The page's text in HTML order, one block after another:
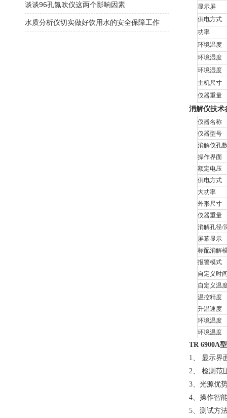
显示屏
供电方式
功率
环境温度
环境湿度
环境湿度
主机尺寸
仪器重量
消解仪技术
仪器名称
仪器型号
消解仪孔
操作界面
额定电压
供电方式
大功率
外形尺寸
仪器重量
消解孔径/
屏幕显示
标配消解
报警模式
自定义时
自定义温
温控精度
升温速度
环境温度
环境温度
TR 6900A
1、 显示界
2、 检测范
3、光源优
4、操作智
5、测试方
谈谈96孔氮吹仪这两个影响因素
水质分析仪切实做好饮用水的安全保障工作